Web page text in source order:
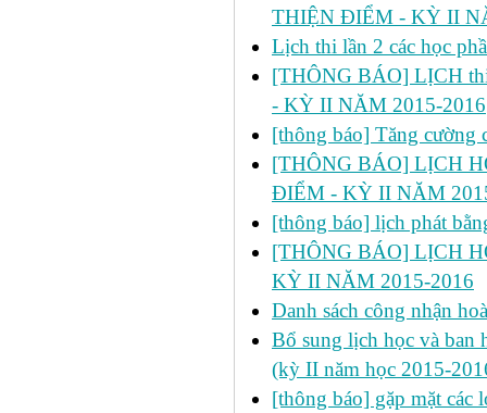
THIỆN ĐIỂM - KỲ II
Lịch thi lần 2 các học
[THÔNG BÁO] LỊCH
- KỲ II NĂM 2015-2016
[thông báo] Tăng cường
[THÔNG BÁO] LỊCH
ĐIỂM - KỲ II NĂM
[thông báo] lịch phát
[THÔNG BÁO] LỊCH
KỲ II NĂM 2015-2016
Danh sách công nhận
Bổ sung lịch học và ban
(kỳ II năm học 2015-
[thông báo] gặp mặt các